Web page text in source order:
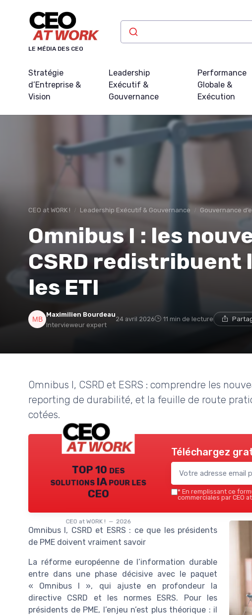
LE MÉDIA DES CEO
Stratégie
d’Entreprise &
Vision
Leadership
Exécutif &
Gouvernance
Performance
Globale &
Exécution
CEO at WORK ! Leadership Exécutif & Gouvernance Gouvernance
Omnibus I : les
CSRD redistribuent
les ETI
Maximilien Bourdeau
Intervieweur expert
24 avril 2026 11 min de lecture
Omnibus I, CSRD et ESRS : comprendre les
reporting de durabilité, et la feuille de route
cotées.
TOP 10 des
solutions IA pour les
CEO
CEO at WORK ! — 2026
Téléchargez
* En remplissant ce
commerciales par CEO
Omnibus I, CSRD et ESRS : ce que les présidents
de PME doivent vraiment savoir
La réforme européenne de l’information durable
entre dans une phase décisive avec le paquet
« Omnibus I », qui ajuste en profondeur la
directive CSRD et les normes ESRS. Pour les
présidents de PME, l’enjeu n’est plus théorique : il